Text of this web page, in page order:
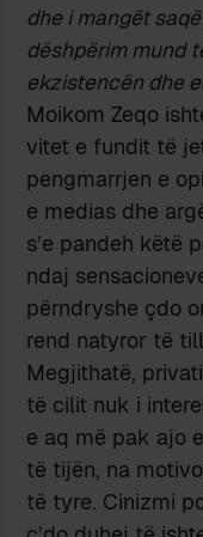
dhe i mangët
dëshpërim mund
ekzistencën dhe
Moikom Zeqo
vitet e fundit të
pengmarrjen e
e medias dhe
s’e pandeh këtë
ndaj
përndryshe çdo
rend natyror të
Megjithatë,
të cilit nuk i
e aq më pak ajo
të tijën, na
të tyre. Cinizmi